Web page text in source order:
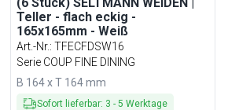
Teller - flach eckig -
165x165mm - Weiß
Art.-Nr.: TFECFDSW16
Serie COUP FINE DINING
B 164 x T 164 mm
Sofort lieferbar: 3 - 5 Werktage